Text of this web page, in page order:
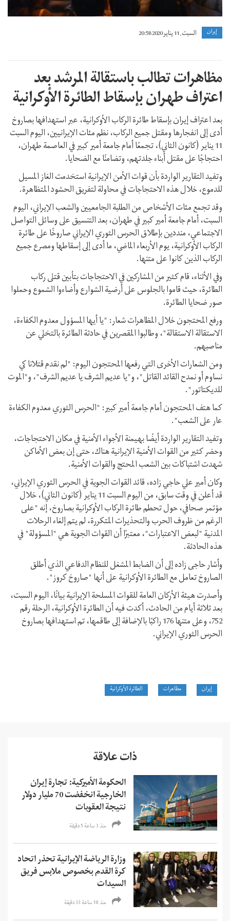
إيران السبت, 11 يناير 2020 20:58
مظاهرات تطالب باستقالة المرشد بعد
اعتراف طهران بإسقاط الطائرة الأوكرانية
بعد اعتراف إيران بإسقاط طائرة الركاب الأوكرانية، عبر استهدافها بصاروخ
أدى إلى انفجارها ومقتل جميع الركاب، نظم مئات الإيرانيين، اليوم السبت
11 يناير (كانون الثاني)، تجمعًا أمام جامعة أمير كبير في العاصمة طهران،
احتجاجًا على مقتل أبناء جلدتهم، وتضامنًا مع الضحايا.
وتفيد التقارير الواردة بأن قوات الأمن الإيرانية استخدمت الغاز المسيل
للدموع، خلال هذه الاحتجاجات في محاولة لتفريق الحشود المتظاهرة.
وقد تجمع مئات الأشخاص من الطلبة الجامعيين والشعب الإيراني، اليوم
السبت، أمام جامعة أمير كبير في طهران، بعد التنسيق على وسائل التواصل
الاجتماعي، منددين بإطلاق الحرس الثوري الإيراني صاروخًا على طائرة
الركاب الأوكرانية، يوم الأربعاء الماضي، ما أدى إلى إسقاطها ومصرع جميع
الركاب الذين كانوا على متنها.
وفي الأثناء، قام كثير من المشاركين في الاحتجاجات بتأبين قتلى ركاب
الطائرة، حيث قاموا بالجلوس على أرضية الشوارع وأضاءوا الشموع وحملوا
صور ضحايا الطائرة.
ورفع المحتجون خلال المظاهرات شعار: "يا أيها المسؤول معدوم الكفاءة،
الاستقالة الاستقالة"، وطالبوا المقصرين في حادثة الطائرة بالتخلي عن
مناصبهم.
ومن الشعارات الأخرى التي رفعها المحتجون اليوم: "لم نقدم قتلانا كي
نساوم أو نمدح القائد القاتل"، و"يا عديم الشرف يا عديم الشرف"، و"الموت
للديكتاتور".
كما هتف المحتجون أمام جامعة أمير كبير: "الحرس الثوري معدوم الكفاءة
عار على الشعب".
وتفيد التقارير الواردة أيضًا بهيمنة الأجواء الأمنية في مكان الاحتجاجات،
وحضر كثير من القوات الأمنية الإيرانية هناك، حتى إن بعض الأماكن
شهدت اشتباكات بين الشعب المحتج والقوات الأمنية.
وكان أمير علي حاجي زاده، قائد القوات الجوية في الحرس الثوري الإيراني،
قد أعلن في وقت سابق، من اليوم السبت 11 يناير (كانون الثاني)، خلال
مؤتمر صحافي، حول تحطم طائرة الركاب الأوكرانية بصاروخ، إنه "علی
الرغم من ظروف الحرب والتحذيرات المتكررة، لم یتم إلغاء الرحلات
المدنیة "لبعض الاعتبارات"، معتبرًا أن القوات الجوية هي "المسؤولة" في
هذه الحادثة.
وأشار حاجی زاده إلى أن الضابط المشغل للنظام الدفاعي الذي أطلق
الصاروخ تعامل مع الطائرة الأوكرانية على أنها "صاروخ كروز".
وأصدرت هيئة الأركان العامة للقوات المسلحة الإيرانية بيانًا، اليوم السبت،
بعد ثلاثة أيام من الحادث، أکدت فیه أن الطائرة الأوكرانية، الرحلة رقم
752، وعلى متنها 176 راکبًا بالإضافة إلى طاقمها، تم استهدافها بصاروخ
الحرس الثوري الإيراني.
إيران مظاهرات الطائرة الأوكرانية
ذات علاقة
الحكومة الأميركية: تجارة إيران
الخارجية انخفضت 70 مليار دولار
نتيجة العقوبات
منذ 3 ساعة 5 دقیقة
وزارة الرياضة الإيرانية تحذر اتحاد
كرة القدم بخصوص ملابس فريق
السيدات
منذ 18 ساعة 33 دقیقة